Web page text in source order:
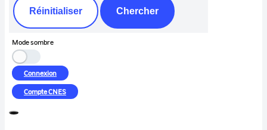
Réinitialiser Chercher
Mode sombre
Connexion
CompteCNES